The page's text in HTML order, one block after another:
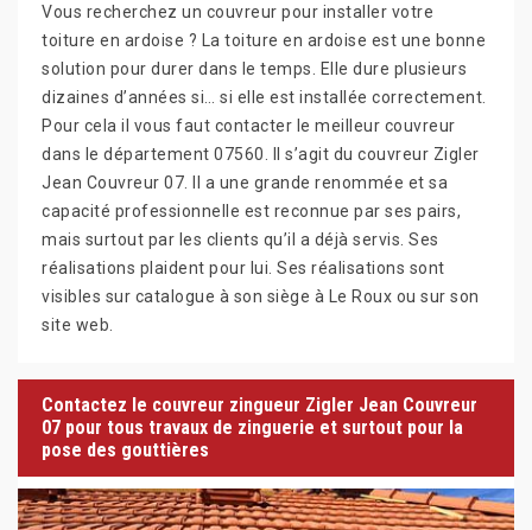
Vous recherchez un couvreur pour installer votre
toiture en ardoise ? La toiture en ardoise est une bonne
solution pour durer dans le temps. Elle dure plusieurs
dizaines d’années si… si elle est installée correctement.
Pour cela il vous faut contacter le meilleur couvreur
dans le département 07560. Il s’agit du couvreur Zigler
Jean Couvreur 07. Il a une grande renommée et sa
capacité professionnelle est reconnue par ses pairs,
mais surtout par les clients qu’il a déjà servis. Ses
réalisations plaident pour lui. Ses réalisations sont
visibles sur catalogue à son siège à Le Roux ou sur son
site web.
Contactez le couvreur zingueur Zigler Jean Couvreur
07 pour tous travaux de zinguerie et surtout pour la
pose des gouttières